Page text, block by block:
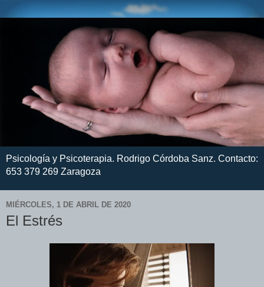
Psicología y Psicoterapia. Rodrigo Córdoba Sanz. Contacto:
653 379 269 Zaragoza
MIÉRCOLES, 1 DE ABRIL DE 2020
El Estrés